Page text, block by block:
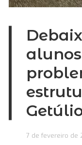
7 de fevereiro de